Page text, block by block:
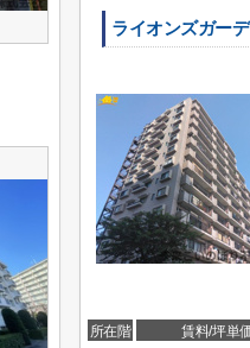
ライオンズガー
所在階 賃料/坪単